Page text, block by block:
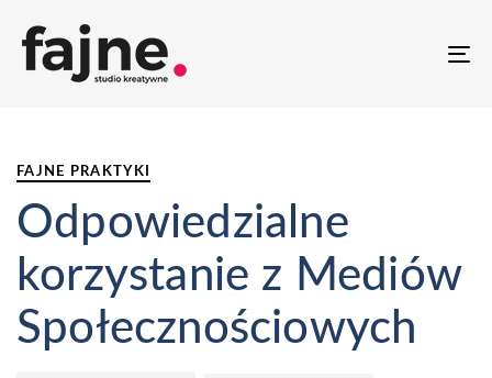
FAJNE PRAKTYKI
Odpowiedzialne
korzystanie z Mediów
Społecznościowych